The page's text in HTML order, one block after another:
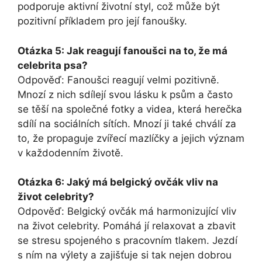
podporuje aktivní životní styl, což může být
⁢pozitivní příkladem pro její fanoušky.
Otázka 5: Jak reagují fanoušci na to,⁣ že⁢ má
celebrita ‍psa?
Odpověď: Fanoušci reagují velmi pozitivně.
Mnozí z nich sdílejí svou lásku k psům a často
se těší na společné fotky a‌ videa, která herečka
sdílí na sociálních sítích. Mnozí ji také chválí za
to, že propaguje zvířecí ⁣mazlíčky a jejich‌ význam
v každodenním životě.
Otázka 6: Jaký má belgický ovčák vliv na
život celebrity?
Odpověď: Belgický ovčák má harmonizující ​vliv‍
na⁤ život celebrity. Pomáhá jí relaxovat a zbavit
se stresu⁣ spojeného s pracovním tlakem. Jezdí
s ním na výlety a zajišťuje si tak nejen dobrou